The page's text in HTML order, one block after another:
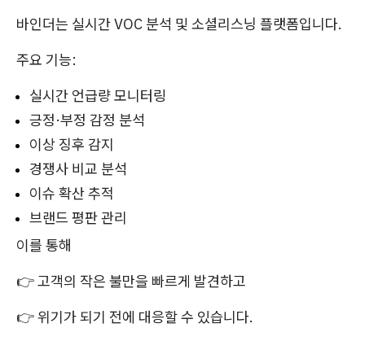
바인더는 실시간 VOC 분석 및 소셜리스닝 플랫폼입니다.
주요 기능:
실시간 언급량 모니터링
긍정·부정 감정 분석
이상 징후 감지
경쟁사 비교 분석
이슈 확산 추적
브랜드 평판 관리
이를 통해
👉 고객의 작은 불만을 빠르게 발견하고
👉 위기가 되기 전에 대응할 수 있습니다.